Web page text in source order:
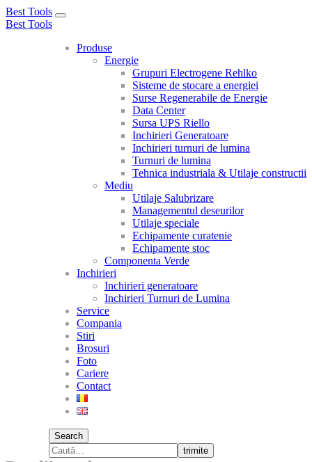
Best Tools
Toggle
Best Tools
Produse
Energie
Grupuri Electrogene Rehlko
Sisteme de stocare a energiei
Surse Regenerabile de Energie
Data Center
Sursa UPS Riello
Inchirieri Generatoare
Inchirieri turnuri de lumina
Turnuri de lumina
Tehnica industriala & Utilaje constructii
Mediu
Utilaje Salubrizare
Managementul deseurilor
Utilaje speciale
Echipamente curatenie
Echipamente stoc
Componenta Verde
Inchirieri
Inchirieri generatoare
Inchirieri Turnuri de Lumina
Service
Compania
Stiri
Brosuri
Foto
Cariere
Contact
Search
trimite